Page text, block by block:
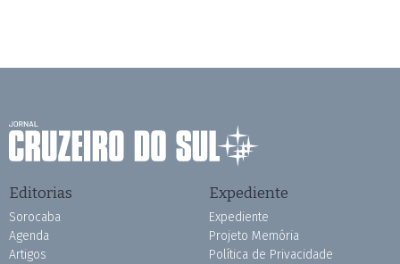
Editorias
Sorocaba
Agenda
Artigos
Expediente
Expediente
Projeto Memória
Política de Privacidade